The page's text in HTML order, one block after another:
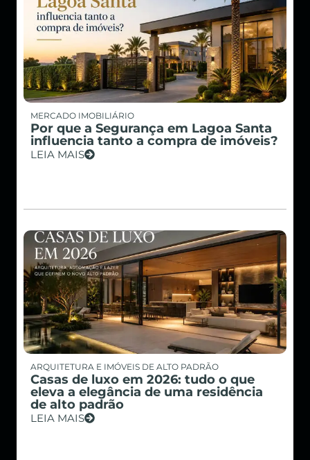
MERCADO IMOBILIÁRIO
Por que a Segurança em Lagoa Santa
influencia tanto a compra de imóveis?
LEIA MAIS
ARQUITETURA E IMÓVEIS DE ALTO PADRÃO
Casas de luxo em 2026: tudo o que
eleva a elegância de uma residência
de alto padrão
LEIA MAIS